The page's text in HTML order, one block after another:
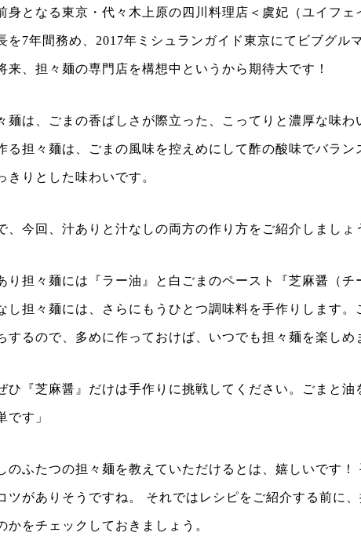
身となる東京・代々木上原の四川料理店＜虞妃（ユイフェ
を7年間務め、2017年ミシュランガイド東京にてビブグル
来、担々麺の専門店を構想中というから期待大です！
麺は、ごまの香ばしさが際立った、こってりと濃厚な味わ
る担々麺は、ごまの風味を控えめにして酢の酸味でバラン
きりとした味わいです。
、今回、汁ありと汁なしの両方の作り方をご紹介しましょ
り担々麺には『ラー油』と白ごまのペースト『芝麻醤（チ
し担々麺には、さらにもうひとつ調味料を手作りします。
するので、多めに作っておけば、いつでも担々麺を楽しめ
ひ『芝麻醤』だけは手作りに挑戦してください。ごまと油
です」
のふたつの担々麺を教えていただけるとは、嬉しいです！
ツがありそうですね。 それではレシピをご紹介する前に
かをチェックしておきましょう。